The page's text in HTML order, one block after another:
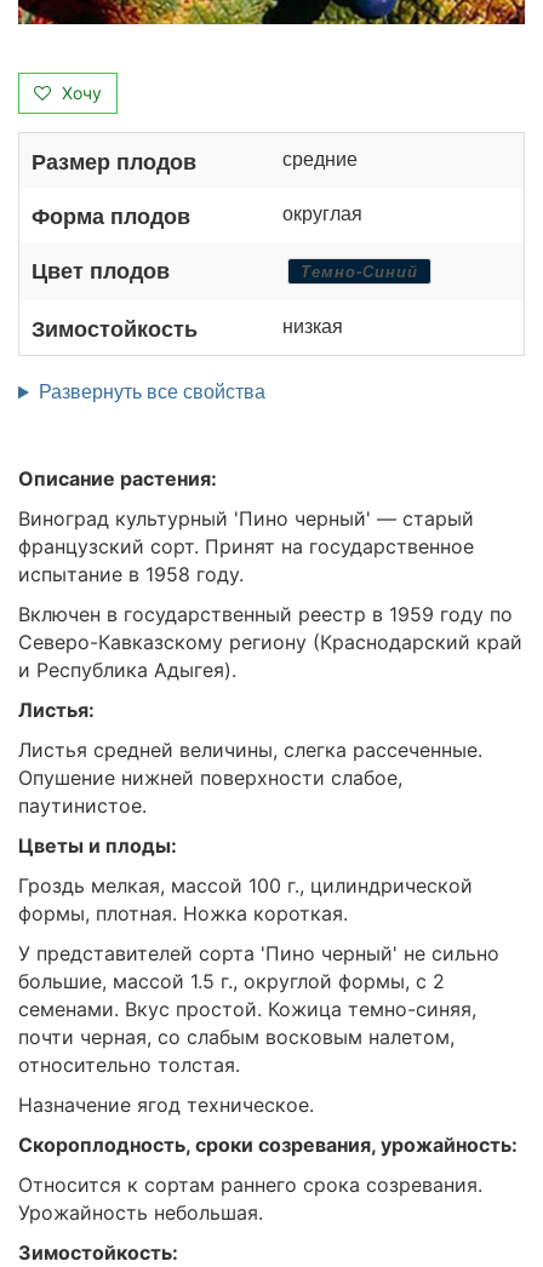
Хочу
Размер плодов средние
Форма плодов округлая
Цвет плодов Темно-Синий
Зимостойкость низкая
Развернуть все свойства
Описание растения:
Виноград культурный 'Пино черный' — старый
французский сорт. Принят на государственное
испытание в 1958 году.
Включен в государственный реестр в 1959 году по
Северо-Кавказскому региону (Краснодарский край
и Республика Адыгея).
Листья:
Листья средней величины, слегка рассеченные.
Опушение нижней поверхности слабое,
паутинистое.
Цветы и плоды:
Гроздь мелкая, массой 100 г., цилиндрической
формы, плотная. Ножка короткая.
У представителей сорта 'Пино черный' не сильно
большие, массой 1.5 г., округлой формы, с 2
семенами. Вкус простой. Кожица темно-синяя,
почти черная, со слабым восковым налетом,
относительно толстая.
Назначение ягод техническое.
Скороплодность, сроки созревания, урожайность:
Относится к сортам раннего срока созревания.
Урожайность небольшая.
Зимостойкость: